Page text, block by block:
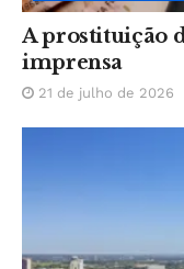
A prostituição
imprensa
21 de julho de 2026